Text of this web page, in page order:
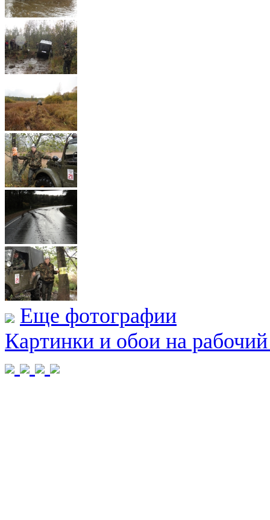
Еще фотографии
Картинки и обои на